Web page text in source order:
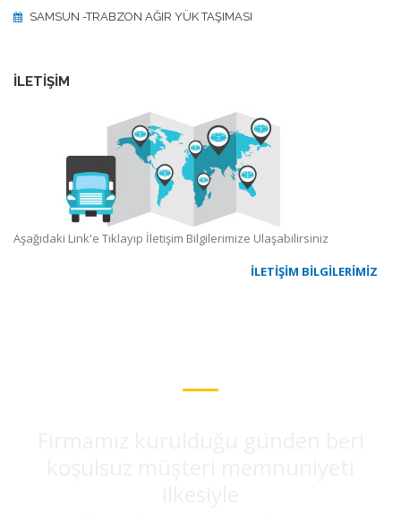
SAMSUN -TRABZON AĞIR YÜK TAŞIMASI
İLETİŞİM
Aşağıdaki Link'e Tıklayıp İletişim Bilgilerimize Ulaşabilirsiniz
İLETİŞİM BİLGİLERİMİZ